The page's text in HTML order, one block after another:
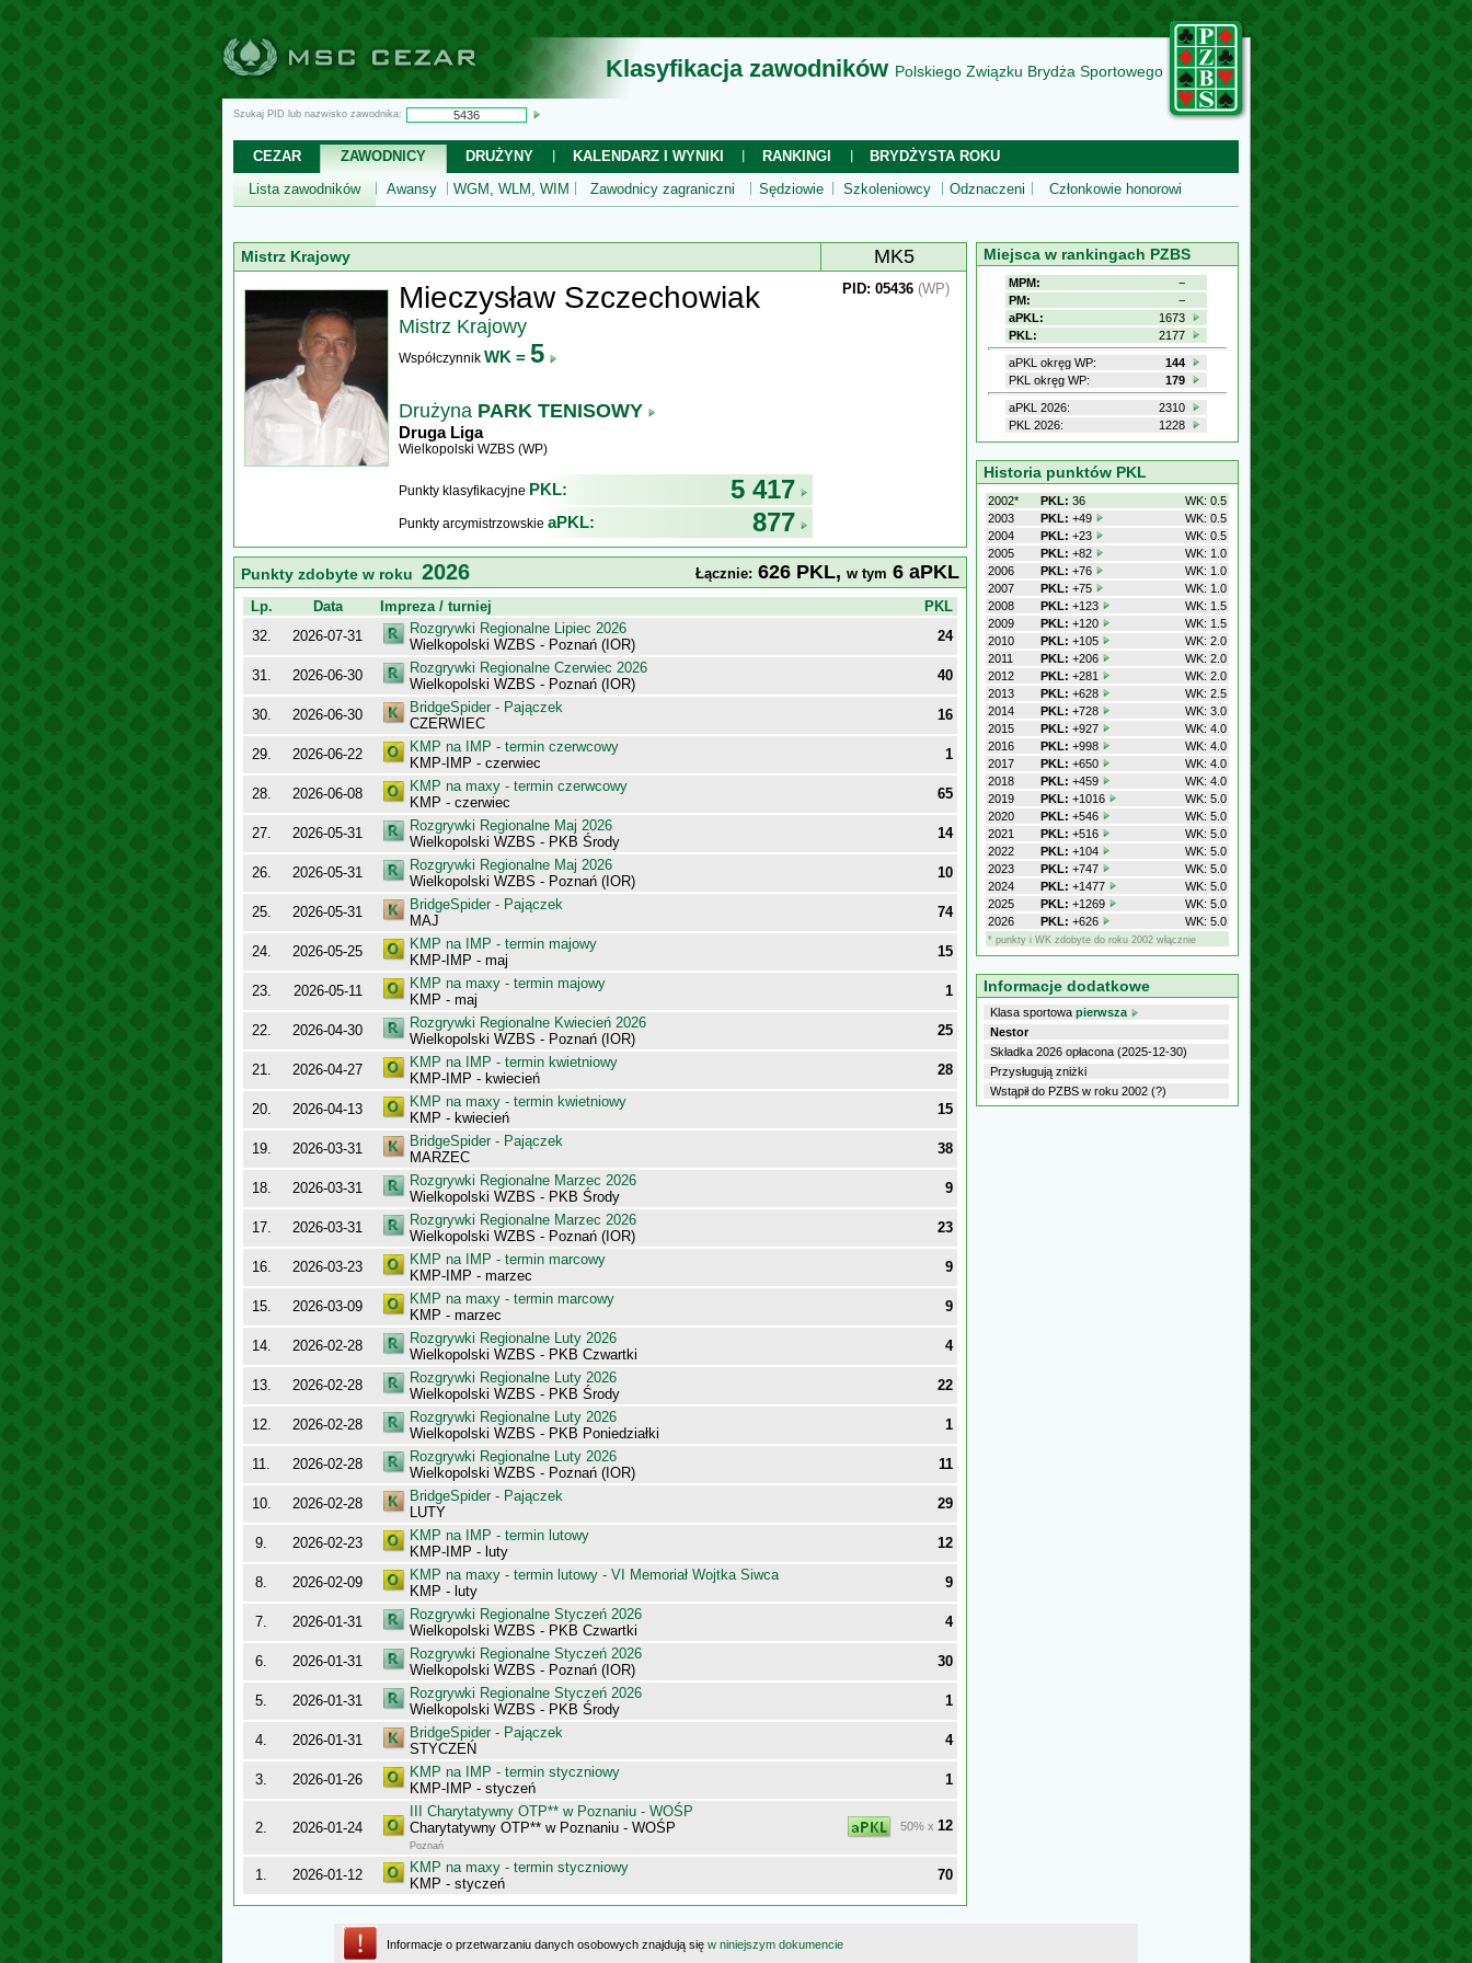
Klasyfikacja zawodników Polskiego Związku Brydża Sportowego
Szukaj PID lub nazwisko zawodnika:
CEZAR ZAWODNICY DRUŻYNY KALENDARZ I WYNIKI RANKINGI
BRYDŻYSTA ROKU
Lista zawodników
Awansy WGM, WLM, WIM Zawodnicy zagraniczni Sędziowie Szkoleniowcy Odznaczeni Członkowie honorowi
Mistrz Krajowy MK5
Mieczysław Szczechowiak
Mistrz Krajowy
Współczynnik WK = 5
Drużyna PARK TENISOWY
Druga Liga
Wielkopolski WZBS (WP)
Punkty klasyfikacyjne PKL: 5 417
Punkty arcymistrzowskie aPKL: 877
PID: 05436 (WP)
Punkty zdobyte w roku 2026 Łącznie: 626 PKL, w tym 6 aPKL
Lp. Data Impreza / turniej
PKL
32.
2026-07-31
Rozgrywki Regionalne Lipiec 2026
Wielkopolski WZBS - Poznań (IOR)
24
31. 2026-06-30
Rozgrywki Regionalne Czerwiec 2026
Wielkopolski WZBS - Poznań (IOR)
40
30. 2026-06-30
BridgeSpider - Pajączek
CZERWIEC
16
29. 2026-06-22
KMP na IMP - termin czerwcowy
KMP-IMP - czerwiec
1
28. 2026-06-08
KMP na maxy - termin czerwcowy
KMP - czerwiec
65
27. 2026-05-31
Rozgrywki Regionalne Maj 2026
Wielkopolski WZBS - PKB Środy
14
26. 2026-05-31
Rozgrywki Regionalne Maj 2026
Wielkopolski WZBS - Poznań (IOR)
10
25. 2026-05-31
BridgeSpider - Pajączek
MAJ
74
24. 2026-05-25
KMP na IMP - termin majowy
KMP-IMP - maj
15
23. 2026-05-11
KMP na maxy - termin majowy
KMP - maj
1
22. 2026-04-30
Rozgrywki Regionalne Kwiecień 2026
Wielkopolski WZBS - Poznań (IOR)
25
21. 2026-04-27
KMP na IMP - termin kwietniowy
KMP-IMP - kwiecień
28
20. 2026-04-13
KMP na maxy - termin kwietniowy
KMP - kwiecień
15
19. 2026-03-31
BridgeSpider - Pajączek
MARZEC
38
18. 2026-03-31
Rozgrywki Regionalne Marzec 2026
Wielkopolski WZBS - PKB Środy
9
17. 2026-03-31
Rozgrywki Regionalne Marzec 2026
Wielkopolski WZBS - Poznań (IOR)
23
16. 2026-03-23
KMP na IMP - termin marcowy
KMP-IMP - marzec
9
15. 2026-03-09
KMP na maxy - termin marcowy
KMP - marzec
9
14. 2026-02-28
Rozgrywki Regionalne Luty 2026
Wielkopolski WZBS - PKB Czwartki
4
13. 2026-02-28
Rozgrywki Regionalne Luty 2026
Wielkopolski WZBS - PKB Środy
22
12. 2026-02-28
Rozgrywki Regionalne Luty 2026
Wielkopolski WZBS - PKB Poniedziałki
1
11. 2026-02-28
Rozgrywki Regionalne Luty 2026
Wielkopolski WZBS - Poznań (IOR)
11
10. 2026-02-28
BridgeSpider - Pajączek
LUTY
29
9. 2026-02-23
KMP na IMP - termin lutowy
KMP-IMP - luty
12
8. 2026-02-09
KMP na maxy - termin lutowy - VI Memoriał Wojtka Siwca
KMP - luty
9
7. 2026-01-31
Rozgrywki Regionalne Styczeń 2026
Wielkopolski WZBS - PKB Czwartki
4
6. 2026-01-31
Rozgrywki Regionalne Styczeń 2026
Wielkopolski WZBS - Poznań (IOR)
30
5. 2026-01-31
Rozgrywki Regionalne Styczeń 2026
Wielkopolski WZBS - PKB Środy
1
4. 2026-01-31
BridgeSpider - Pajączek
STYCZEŃ
4
3. 2026-01-26
KMP na IMP - termin styczniowy
KMP-IMP - styczeń
1
2. 2026-01-24
III Charytatywny OTP** w Poznaniu - WOŚP
Charytatywny OTP** w Poznaniu - WOŚP
Poznań
50% x 12
1. 2026-01-12
KMP na maxy - termin styczniowy
KMP - styczeń
70
Miejsca w rankingach PZBS
MPM:
−
PM:
−
aPKL:
1673
PKL:
2177
aPKL okręg WP:
144
PKL okręg WP:
179
aPKL 2026:
2310
PKL 2026:
1228
Historia punktów PKL
2002* PKL: 36
WK: 0.5
2003
PKL: +49
WK: 0.5
2004
PKL: +23
WK: 0.5
2005
PKL: +82
WK: 1.0
2006
PKL: +76
WK: 1.0
2007
PKL: +75
WK: 1.0
2008
PKL: +123
WK: 1.5
2009
PKL: +120
WK: 1.5
2010
PKL: +105
WK: 2.0
2011
PKL: +206
WK: 2.0
2012
PKL: +281
WK: 2.0
2013
PKL: +628
WK: 2.5
2014
PKL: +728
WK: 3.0
2015
PKL: +927
WK: 4.0
2016
PKL: +998
WK: 4.0
2017
PKL: +650
WK: 4.0
2018
PKL: +459
WK: 4.0
2019
PKL: +1016
WK: 5.0
2020
PKL: +546
WK: 5.0
2021
PKL: +516
WK: 5.0
2022
PKL: +104
WK: 5.0
2023
PKL: +747
WK: 5.0
2024
PKL: +1477
WK: 5.0
2025
PKL: +1269
WK: 5.0
2026
PKL: +626 WK: 5.0
* punkty i WK zdobyte do roku 2002 włącznie
Informacje dodatkowe
Klasa sportowa pierwsza
Nestor
Składka 2026 opłacona (2025-12-30)
Przysługują zniżki
Wstąpił do PZBS w roku 2002 (?)
Informacje o przetwarzaniu danych osobowych znajdują się w niniejszym dokumencie